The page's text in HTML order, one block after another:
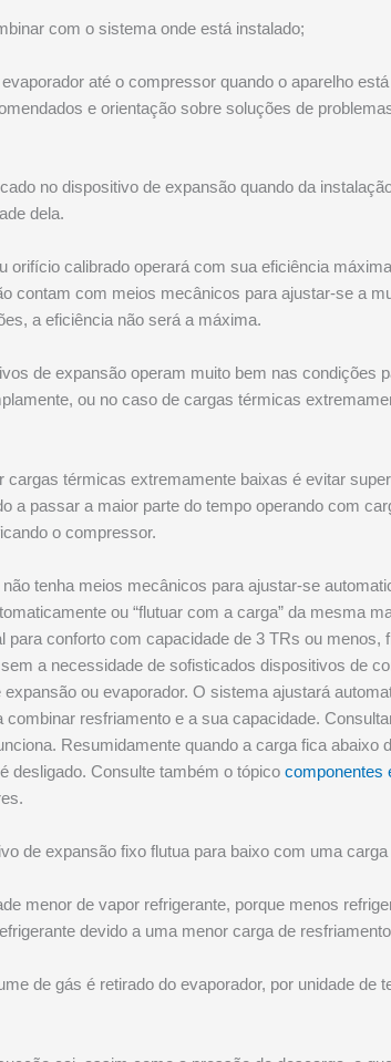
com o sistema onde está instalado;
até o compressor quando o aparelho
e orientação sobre soluções de
no dispositivo de expansão quando da
dela.
orifício calibrado operará com sua eficiência
contam com meios mecânicos para ajustar-se a
a eficiência não será a máxima.
de expansão operam muito bem nas condições
ou no caso de cargas térmicas
térmicas extremamente baixas é evitar
a passar a maior parte do tempo operando com
o compressor.
tenha meios mecânicos para ajustar-se
ou “flutuar com a carga” da mesma
para conforto com capacidade de 3 TRs ou menos,
a necessidade de sofisticados dispositivos de
ou evaporador. O sistema ajustará
combinar resfriamento e a sua capacidade.
Resumidamente quando a carga fica abaixo
desligado. Consulte também o tópicocomponentes
de expansão fixo flutua para baixo com uma
menor de vapor refrigerante, porque menos
devido a uma menor carga de
de gás é retirado do evaporador, por unidade de